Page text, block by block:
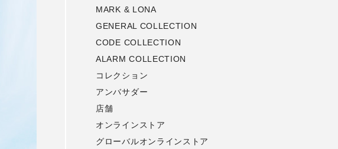
MARK & LONA
GENERAL COLLECTION
CODE COLLECTION
ALARM COLLECTION
コレクション
アンバサダー
店舗
オンラインストア
グローバルオンラインストア